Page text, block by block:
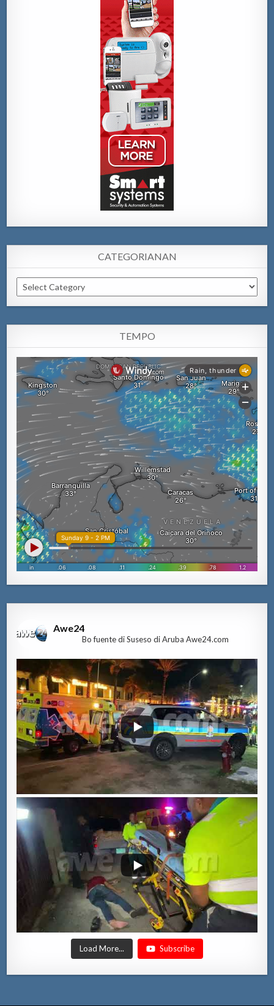
CATEGORIANAN
Categorianan
TEMPO
Awe24
Bo fuente di Suseso di Aruba Awe24.com
Load More... Subscribe